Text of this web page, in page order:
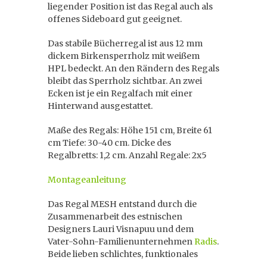
liegender Position ist das Regal auch als
offenes Sideboard gut geeignet.
Das stabile Bücherregal ist aus 12 mm
dickem Birkensperrholz mit weißem
HPL bedeckt. An den Rändern des Regals
bleibt das Sperrholz sichtbar. An zwei
Ecken ist je ein Regalfach mit einer
Hinterwand ausgestattet.
Maße des Regals: Höhe 151 cm, Breite 61
cm Tiefe: 30-40 cm. Dicke des
Regalbretts: 1,2 cm. Anzahl Regale: 2x5
Montageanleitung
Das Regal MESH entstand durch die
Zusammenarbeit des estnischen
Designers Lauri Visnapuu und dem
Vater-Sohn-FamilienunternehmenRadis.
Beide lieben schlichtes, funktionales